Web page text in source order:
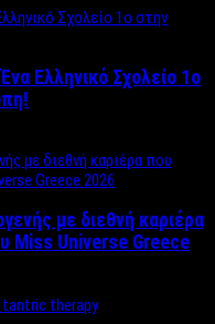
Ελληνικό Σχολείo 1ο
με διεθνή καριέρα
Miss Universe Greece